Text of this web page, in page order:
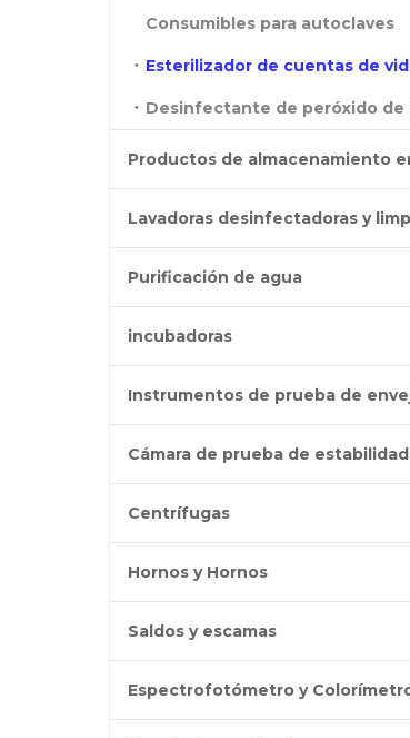
Consumibles para autoclaves
Esterilizador de cuentas de
Productos de almacenamiento
Lavadoras desinfectadoras y
Purificación de agua
incubadoras
Centrífugas
Hornos y Hornos
Saldos y escamas
Espectrofotómetro y